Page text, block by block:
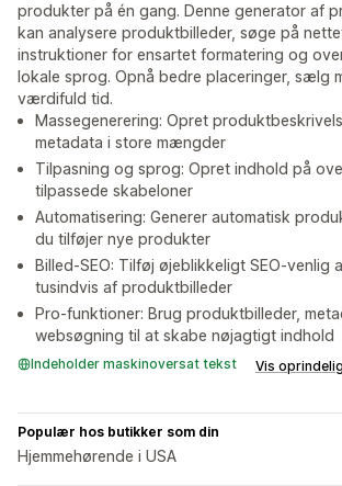
produkter på én gang. Denne generator af
kan analysere produktbilleder, søge på
instruktioner for ensartet formatering og
lokale sprog. Opnå bedre placeringer, sælg
værdifuld tid.
Massegenerering: Opret
metadata i store mængder
Tilpasning og sprog: Opret indhold på
tilpassede skabeloner
Automatisering: Generer automatisk
du tilføjer nye produkter
Billed-SEO: Tilføj øjeblikkeligt SEO-venlig
tusindvis af produktbilleder
Pro-funktioner: Brug produktbilleder,
websøgning til at skabe nøjagtigt indhold
Indeholder maskinoversat tekst Vis oprindelig
Populær hos butikker som din
Hjemmehørende i USA